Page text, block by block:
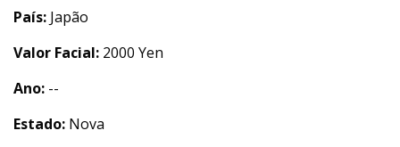
País: Japão
Valor Facial: 2000 Yen
Ano: --
Estado: Nova